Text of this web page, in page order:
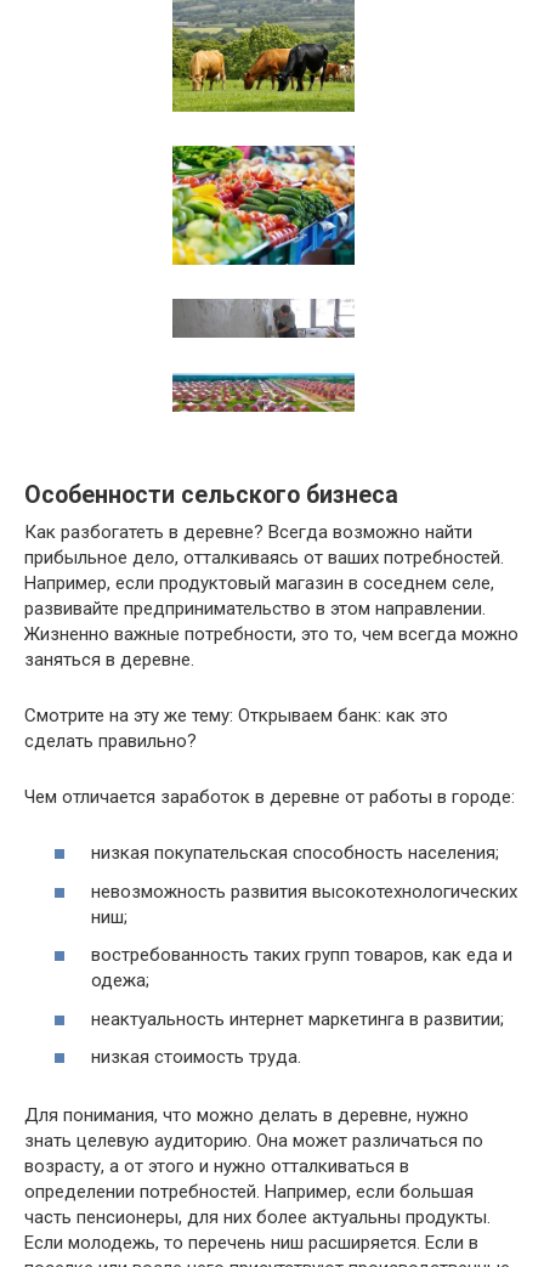
Особенности сельского бизнеса
Как разбогатеть в деревне? Всегда возможно найти
прибыльное дело, отталкиваясь от ваших потребностей.
Например, если продуктовый магазин в соседнем селе,
развивайте предпринимательство в этом направлении.
Жизненно важные потребности, это то, чем всегда можно
заняться в деревне.
Смотрите на эту же тему: Открываем банк: как это
сделать правильно?
Чем отличается заработок в деревне от работы в городе:
низкая покупательская способность населения;
невозможность развития высокотехнологических
ниш;
востребованность таких групп товаров, как еда и
одежа;
неактуальность интернет маркетинга в развитии;
низкая стоимость труда.
Для понимания, что можно делать в деревне, нужно
знать целевую аудиторию. Она может различаться по
возрасту, а от этого и нужно отталкиваться в
определении потребностей. Например, если большая
часть пенсионеры, для них более актуальны продукты.
Если молодежь, то перечень ниш расширяется. Если в